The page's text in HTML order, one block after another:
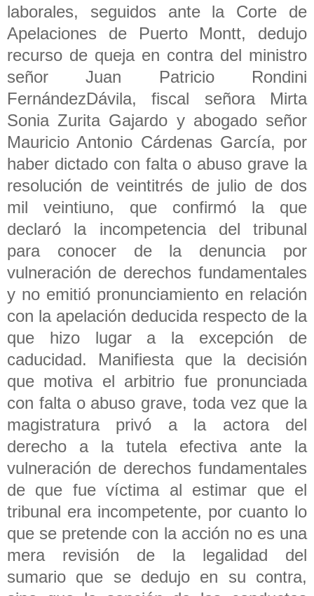
laborales, seguidos ante la Corte de
Apelaciones de Puerto Montt, dedujo
recurso de queja en contra del ministro
señor Juan Patricio Rondini
FernándezDávila, fiscal señora Mirta
Sonia Zurita Gajardo y abogado señor
Mauricio Antonio Cárdenas García, por
haber dictado con falta o abuso grave la
resolución de veintitrés de julio de dos
mil veintiuno, que confirmó la que
declaró la incompetencia del tribunal
para conocer de la denuncia por
vulneración de derechos fundamentales
y no emitió pronunciamiento en relación
con la apelación deducida respecto de la
que hizo lugar a la excepción de
caducidad. Manifiesta que la decisión
que motiva el arbitrio fue pronunciada
con falta o abuso grave, toda vez que la
magistratura privó a la actora del
derecho a la tutela efectiva ante la
vulneración de derechos fundamentales
de que fue víctima al estimar que el
tribunal era incompetente, por cuanto lo
que se pretende con la acción no es una
mera revisión de la legalidad del
sumario que se dedujo en su contra,